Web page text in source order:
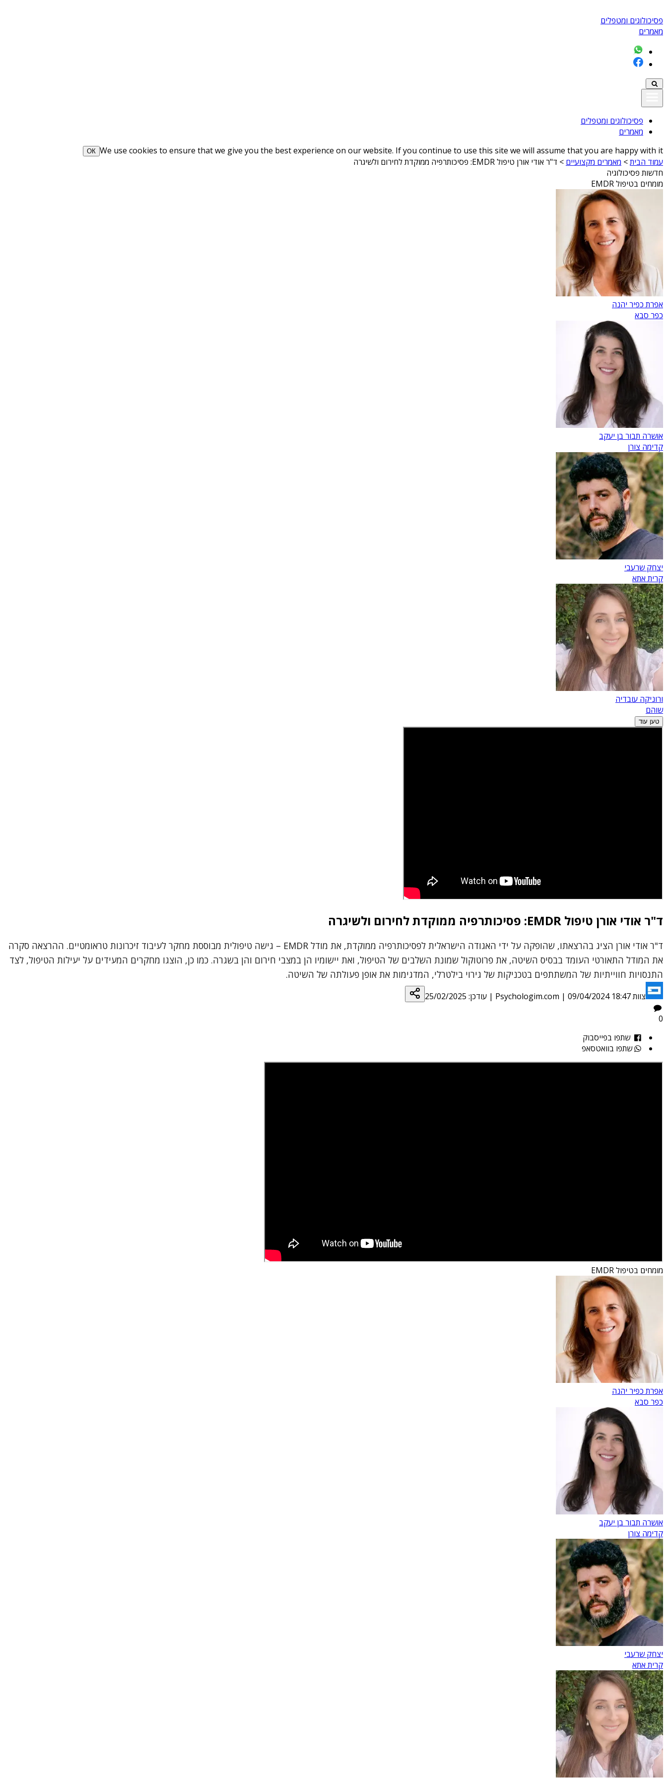
פסיכולוגים ומטפלים
מאמרים
פסיכולוגים ומטפלים
מאמרים
We use cookies to ensure that we give you the best experience on our website. If you continue to use this site we will assume that you are happy with it
ОК
עמוד הבית> מאמרים מקצועיים > ד"ר אודי אורן טיפול EMDR: פסיכותרפיה ממוקדת לחירום ולשיגרה
חדשות פסיכולוגיה
מומחים בטיפול EMDR
אפרת כפיר יהנה
כפר סבא
אושרה תבור בן יעקב
קדימה צורן
יצחק שרעבי
קרית אתא
ורוניקה עובדיה
שוהם
טען עוד
ד"ר אודי אורן טיפול EMDR: פסיכותרפיה ממוקדת לחירום ולשיגרה
ד"ר אודי אורן הציג בהרצאתו, שהופקה על ידי האגודה הישראלית לפסיכותרפיה ממוקדת, את מודל EMDR – גישה טיפולית מבוססת מחקר לעיבוד זיכרונות טראומטיים. ההרצאה סקרה
את המודל התאורטי העומד בבסיס השיטה, את פרוטוקול שמונת השלבים של הטיפול, ואת יישומיו הן במצבי חירום והן בשגרה. כמו כן, הוצגו מחקרים המעידים על יעילות הטיפול, לצד
התנסויות חווייתיות של המשתתפים בטכניקות של גירוי בילטרלי, המדגימות את אופן פעולתה של השיטה.
צוות Psychologim.com | 09/04/2024 18:47 | עודכן: 25/02/2025
0
שתפו בפייסבוק
שתפו בוואטסאפ
מומחים בטיפול EMDR
אפרת כפיר יהנה
כפר סבא
אושרה תבור בן יעקב
קדימה צורן
יצחק שרעבי
קרית אתא